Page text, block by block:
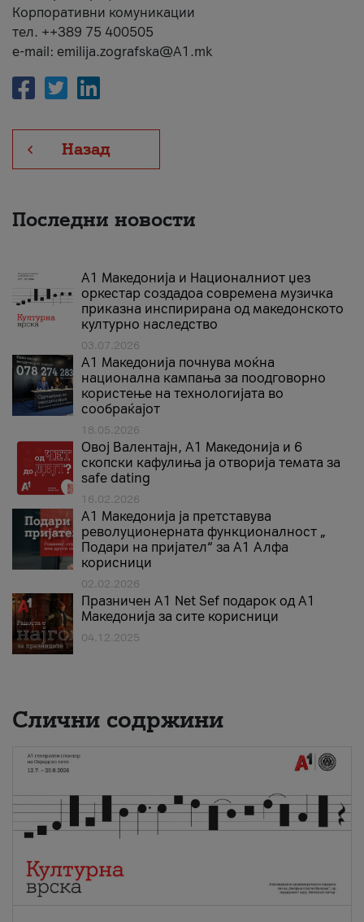
Корпоративни комуникации
тел. ++389 75 400505
e-mail: emilija.zografska@A1.mk
Назад
Последни новости
А1 Македонија и Националниот џез
оркестар создадоа современа музичка
приказна инспирирана од македонското
културно наследство
03.07.2026
A1 Македонија почнува моќна
национална кампања за поодговорно
користење на технологијата во
сообраќајот
18.05.2026
Овој Валентајн, A1 Македонија и 6
скопски кафулиња ја отворија темата за
safe dating
16.02.2026
А1 Македонија ја претставува
револуционерната функционалност „
Подари на пријател“ за А1 Алфа
корисници
02.02.2026
Празничен A1 Net Sеf подарок од А1
Македонија за сите корисници
04.12.2025
Слични содржини